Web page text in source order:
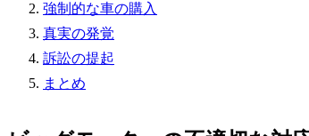
強制的な車の購入
真実の発覚
訴訟の提起
まとめ